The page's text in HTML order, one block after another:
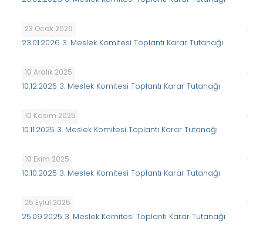
23 Ocak 2026
23.01.2026 3. Meslek Komitesi Toplantı Karar Tutanağı
10 Aralık 2025
10.12.2025 3. Meslek Komitesi Toplantı Karar Tutanağı
10 Kasım 2025
10.11.2025 3. Meslek Komitesi Toplantı Karar Tutanağı
10 Ekim 2025
10.10.2025 3. Meslek Komitesi Toplantı Karar Tutanağı
25 Eylül 2025
25.09.2025 3. Meslek Komitesi Toplantı Karar Tutanağı